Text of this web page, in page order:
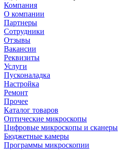
Компания
О компании
Партнеры
Сотрудники
Отзывы
Вакансии
Реквизиты
Услуги
Пусконаладка
Настройка
Ремонт
Прочее
Каталог товаров
Оптические микроскопы
Цифровые микроскопы и сканеры
Бюджетные камеры
Программы микроскопии